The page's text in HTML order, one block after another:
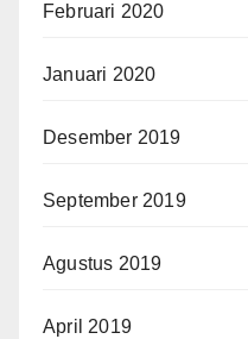
Februari 2020
Januari 2020
Desember 2019
September 2019
Agustus 2019
April 2019